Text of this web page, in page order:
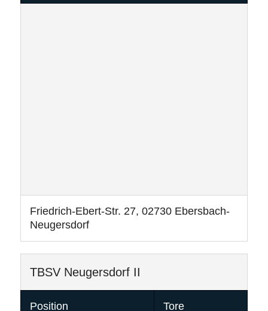
Friedrich-Ebert-Str. 27, 02730 Ebersbach-
Neugersdorf
TBSV Neugersdorf II
Position Tore